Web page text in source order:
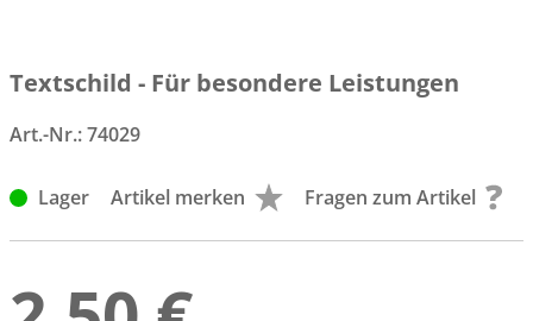
Textschild - Für besondere Leistungen
Art.-Nr.:74029
Lager Artikel merken Fragen zum Artikel